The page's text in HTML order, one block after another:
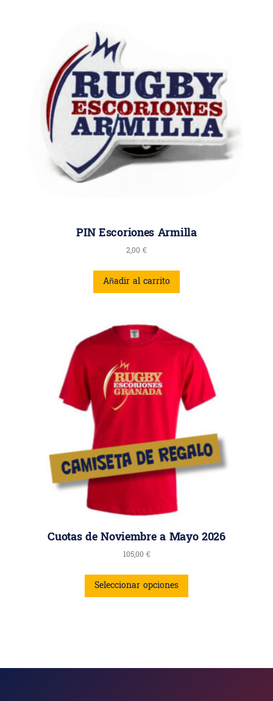
PIN Escoriones Armilla
2,00 €
Añadir al carrito
Cuotas de Noviembre a Mayo 2026
105,00 €
Seleccionar opciones